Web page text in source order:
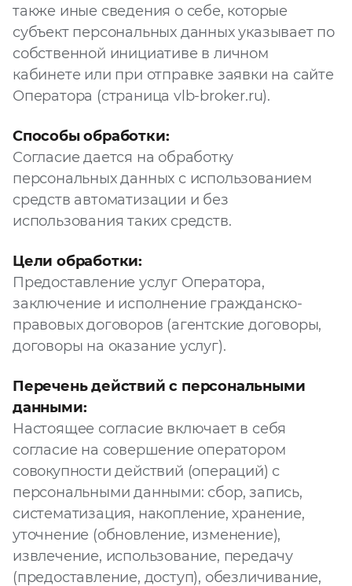
также иные сведения о себе, которые
субъект персональных данных указывает по
собственной инициативе в личном
кабинете или при отправке заявки на сайте
Оператора (страница vlb-broker.ru).
Способы обработки:
Согласие дается на обработку
персональных данных с использованием
средств автоматизации и без
использования таких средств.
Цели обработки:
Предоставление услуг Оператора,
заключение и исполнение гражданско-
правовых договоров (агентские договоры,
договоры на оказание услуг).
Перечень действий с персональными
данными:
Настоящее согласие включает в себя
согласие на совершение оператором
совокупности действий (операций) с
персональными данными: сбор, запись,
систематизация, накопление, хранение,
уточнение (обновление, изменение),
извлечение, использование, передачу
(предоставление, доступ), обезличивание,